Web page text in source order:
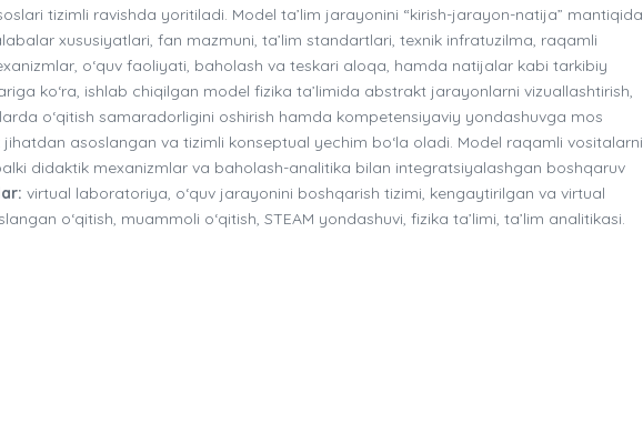
tizimli ravishda yoritiladi. Model ta’lim jarayonini “kirish-jarayon-natija” mantiqida
xususiyatlari, fan mazmuni, ta’lim standartlari, texnik infratuzilma, raqamli
o‘quv faoliyati, baholash va teskari aloqa, hamda natijalar kabi tarkibiy
ko‘ra, ishlab chiqilgan model fizika ta’limida abstrakt jarayonlarni vizuallashtirish,
o‘qitish samaradorligini oshirish hamda kompetensiyaviy yondashuvga mos
asoslangan va tizimli konseptual yechim bo‘la oladi. Model raqamli vositalarni
didaktik mexanizmlar va baholash-analitika bilan integratsiyalashgan boshqaruv
virtual laboratoriya, o‘quv jarayonini boshqarish tizimi, kengaytirilgan va virtual
o‘qitish, muammoli o‘qitish, STEAM yondashuvi, fizika ta’limi, ta’lim analitikasi.